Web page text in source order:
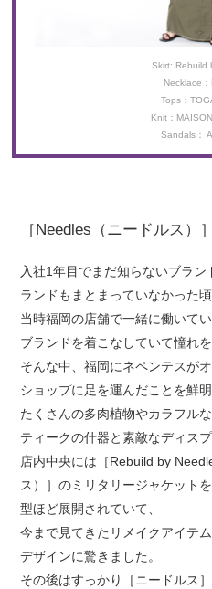
Skirt: Rebuild
Necklace
Tops：
Knit：
Sandals：
［Needles（ニードルス）
入社1年目でまだ知らないブラ
ランドもまとまっていなかった頃
当時福岡の店舗で一緒に働いて
ブランドを着こなしていて憧れ
そんな中、福岡にネペンテスが
ショップに足を運んだことを鮮
たくさんの多肉植物やカラフル
ティークの什器と素敵なディス
店内中央には［Rebuild by
ス）］のミリタリージャケット
型ほど展開されていて、
今まで見てきたリメイクアイテ
デザインに驚きました。
その後はすっかり［ニードルス